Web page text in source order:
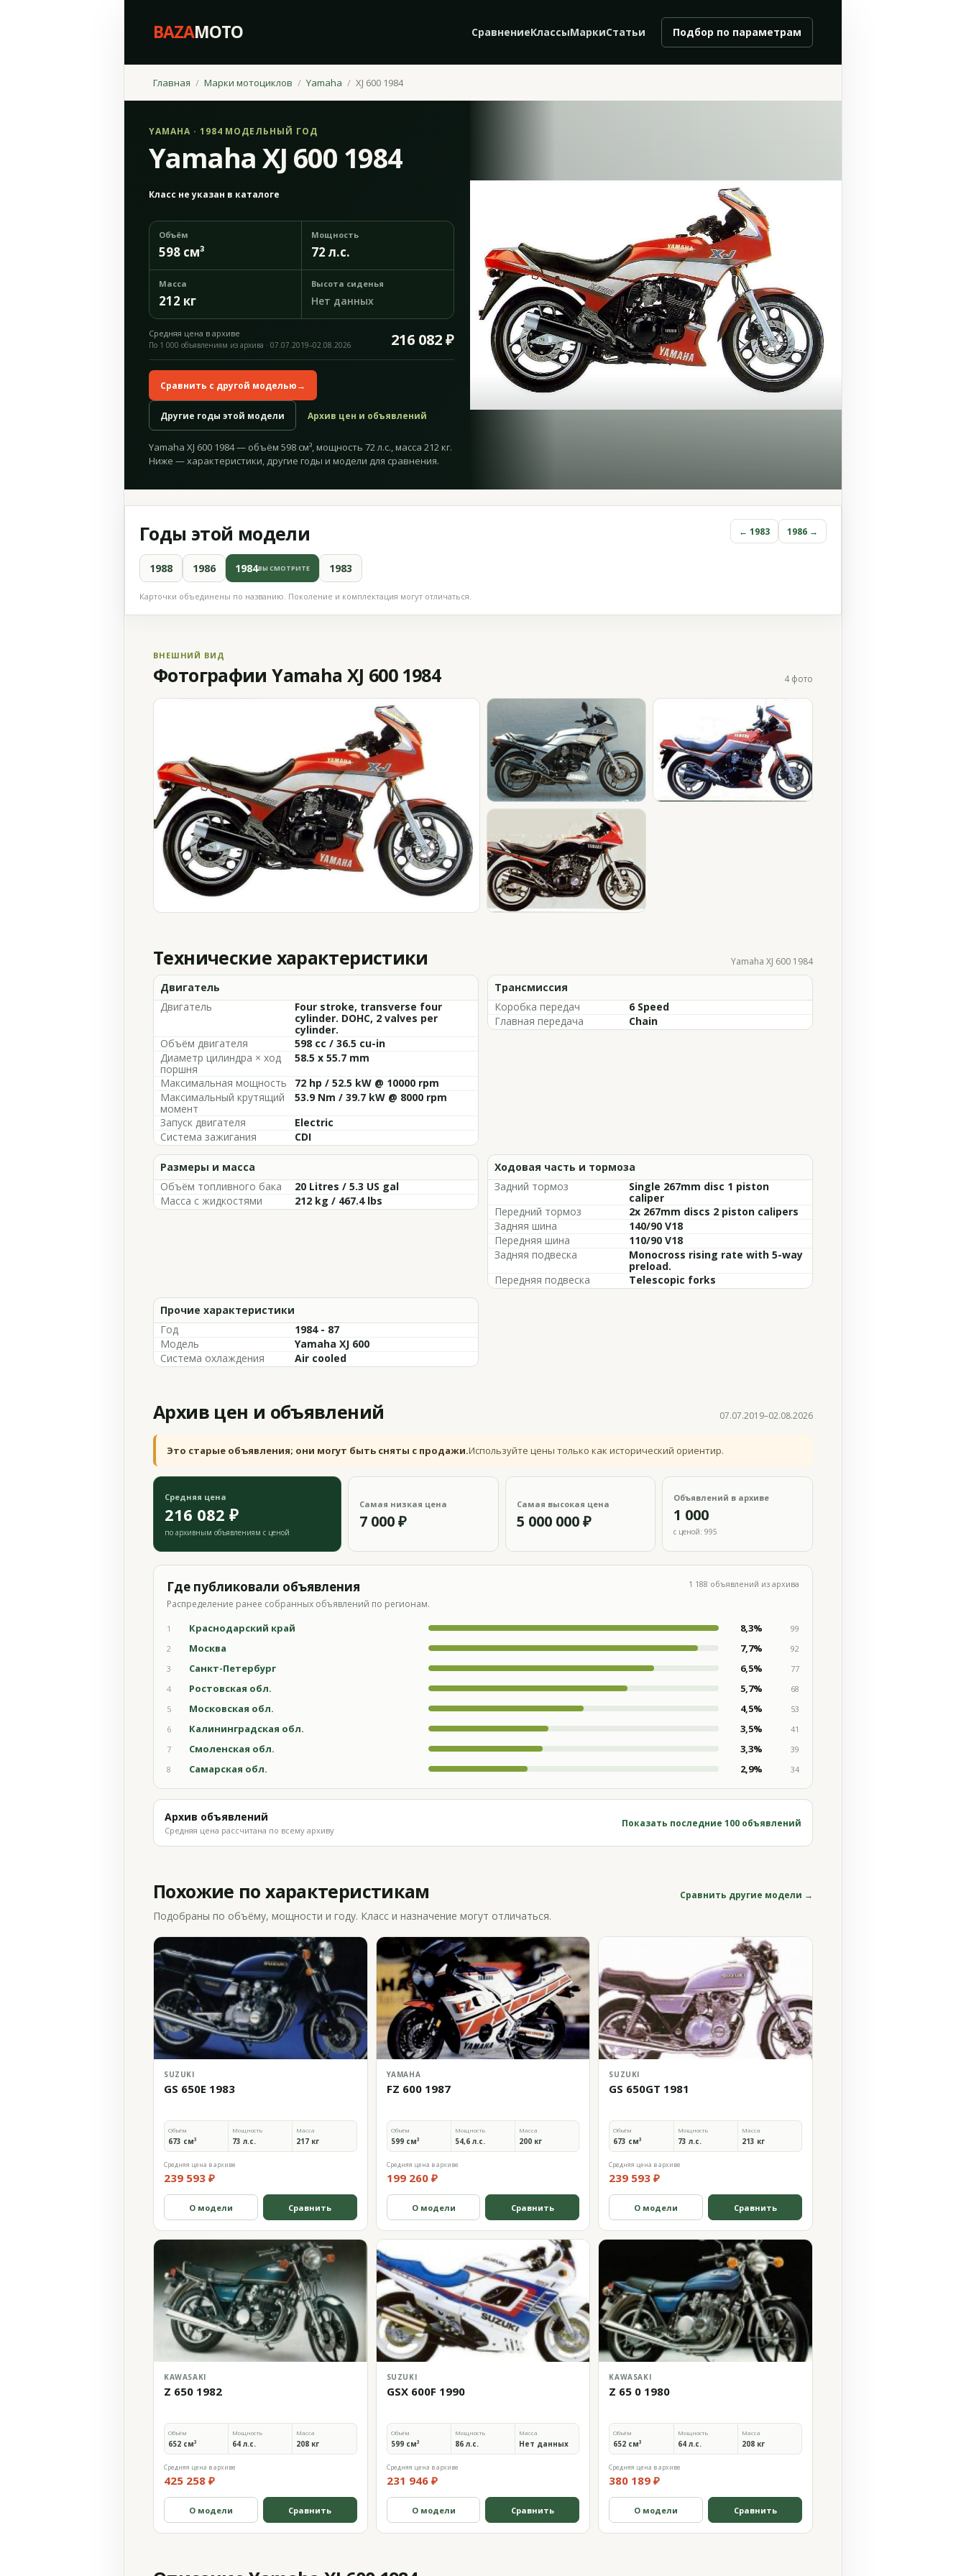
BAZAMOTO СравнениеКлассыМаркиСтатьи Подбор по параметрам
Главная Марки мотоциклов Yamaha XJ 600 1984
YAMAHA · 1984 МОДЕЛЬНЫЙ ГОД
Yamaha XJ 600 1984
Класс не указан в каталоге
Объём
598 см³
Мощность
72 л.с.
Масса
212 кг
Высота сиденья
Нет данных
Средняя цена в архиве 216 082 ₽
По 1 000 объявлениям из архива · 07.07.2019–02.08.2026
Сравнить с другой моделью→
Другие годы этой модели Архив цен и объявлений
Yamaha XJ 600 1984 — объём 598 см³, мощность 72 л.с., масса 212 кг.
Ниже — характеристики, другие годы и модели для сравнения.
Годы этой модели ← 1983 1986 →
1988 1986 1984ВЫ СМОТРИТЕ 1983
Карточки объединены по названию. Поколение и комплектация могут отличаться.
ВНЕШНИЙ ВИД
Фотографии Yamaha XJ 600 1984 4 фото
Технические характеристики Yamaha XJ 600 1984
Двигатель
Двигатель
Four stroke, transverse four
cylinder. DOHC, 2 valves per
cylinder.
Объём двигателя
598 cc / 36.5 cu-in
Диаметр цилиндра × ход
поршня
58.5 x 55.7 mm
Максимальная мощность
72 hp / 52.5 kW @ 10000 rpm
Максимальный крутящий
момент
53.9 Nm / 39.7 kW @ 8000 rpm
Запуск двигателя
Electric
Система зажигания
CDI
Трансмиссия
Коробка передач
6 Speed
Главная передача
Chain
Размеры и масса
Объём топливного бака
20 Litres / 5.3 US gal
Масса с жидкостями
212 kg / 467.4 lbs
Ходовая часть и тормоза
Задний тормоз
Single 267mm disc 1 piston
caliper
Передний тормоз
2x 267mm discs 2 piston calipers
Задняя шина
140/90 V18
Передняя шина
110/90 V18
Задняя подвеска
Monocross rising rate with 5-way
preload.
Передняя подвеска
Telescopic forks
Прочие характеристики
Год
1984 - 87
Модель
Yamaha XJ 600
Система охлаждения
Air cooled
Архив цен и объявлений 07.07.2019–02.08.2026
Это старые объявления; они могут быть сняты с продажи.Используйте цены только как исторический ориентир.
Средняя цена
216 082 ₽
по архивным объявлениям с ценой
Самая низкая цена
7 000 ₽
Самая высокая цена
5 000 000 ₽
Объявлений в архиве
1 000
с ценой: 995
Где публиковали объявления
Распределение ранее собранных объявлений по регионам.
1 188 объявлений из архива
1 Краснодарский край 8,3%
99
2
Москва 7,7%
92
3
Санкт-Петербург 6,5%
77
4
Ростовская обл. 5,7%
68
5
Московская обл. 4,5%
53
6
Калининградская обл. 3,5%
41
7
Смоленская обл. 3,3%
39
8
Самарская обл. 2,9% 34
Архив объявлений
Средняя цена рассчитана по всему архиву
Показать последние 100 объявлений
Похожие по характеристикам Сравнить другие модели →
Подобраны по объёму, мощности и году. Класс и назначение могут отличаться.
SUZUKI
GS 650E 1983
Объём
673 см³
Мощность
73 л.с.
Масса
217 кг
Средняя цена в архиве
239 593 ₽
О модели Сравнить
YAMAHA
FZ 600 1987
Объём
599 см³
Мощность
54,6 л.с.
Масса
200 кг
Средняя цена в архиве
199 260 ₽
О модели Сравнить
SUZUKI
GS 650GT 1981
Объём
673 см³
Мощность
73 л.с.
Масса
213 кг
Средняя цена в архиве
239 593 ₽
О модели Сравнить
KAWASAKI
Z 650 1982
Объём
652 см³
Мощность
64 л.с.
Масса
208 кг
Средняя цена в архиве
425 258 ₽
О модели Сравнить
SUZUKI
GSX 600F 1990
Объём
599 см³
Мощность
86 л.с.
Масса
Нет данных
Средняя цена в архиве
231 946 ₽
О модели Сравнить
KAWASAKI
Z 65 0 1980
Объём
652 см³
Мощность
64 л.с.
Масса
208 кг
Средняя цена в архиве
380 189 ₽
О модели Сравнить